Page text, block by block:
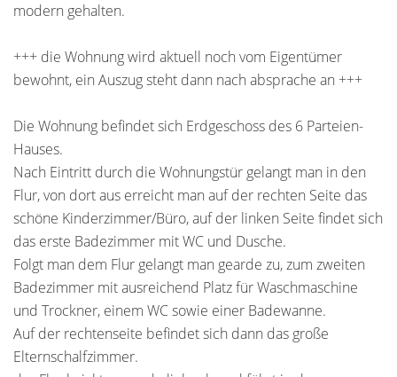
modern gehalten.
+++ die Wohnung wird aktuell noch vom Eigentümer
bewohnt, ein Auszug steht dann nach absprache an +++
Die Wohnung befindet sich Erdgeschoss des 6 Parteien-
Hauses.
Nach Eintritt durch die Wohnungstür gelangt man in den
Flur, von dort aus erreicht man auf der rechten Seite das
schöne Kinderzimmer/Büro, auf der linken Seite findet sich
das erste Badezimmer mit WC und Dusche.
Folgt man dem Flur gelangt man gearde zu, zum zweiten
Badezimmer mit ausreichend Platz für Waschmaschine
und Trockner, einem WC sowie einer Badewanne.
Auf der rechtenseite befindet sich dann das große
Elternschalfzimmer.